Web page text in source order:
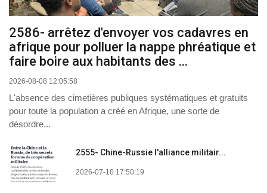
2586- arrêtez d'envoyer vos cadavres en
afrique pour polluer la nappe phréatique et
faire boire aux habitants des ...
2026-08-08 12:05:58
L'absence des cimetières publiques systématiques et gratuits
pour toute la population a créé en Afrique, une sorte de
désordre...
2555- Chine-Russie l'alliance militair...
2026-07-10 17:50:19